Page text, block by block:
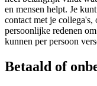
en mensen helpt. Je
contact met je
persoonlijke redenen
kunnen per persoon
Betaald of